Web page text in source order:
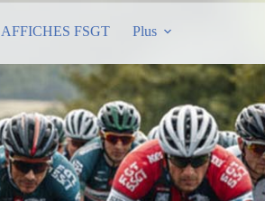
AFFICHES FSGT Plus